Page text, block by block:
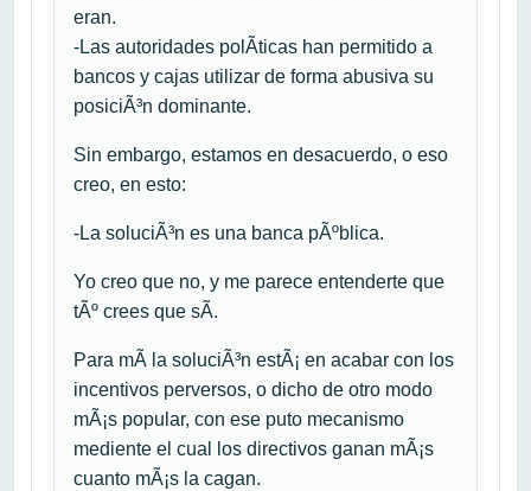
eran.
-Las autoridades polÃ­ticas han permitido a
bancos y cajas utilizar de forma abusiva su
posiciÃ³n dominante.
Sin embargo, estamos en desacuerdo, o eso
creo, en esto:
-La soluciÃ³n es una banca pÃºblica.
Yo creo que no, y me parece entenderte que
tÃº crees que sÃ­.
Para mÃ­ la soluciÃ³n estÃ¡ en acabar con los
incentivos perversos, o dicho de otro modo
mÃ¡s popular, con ese puto mecanismo
mediente el cual los directivos ganan mÃ¡s
cuanto mÃ¡s la cagan.